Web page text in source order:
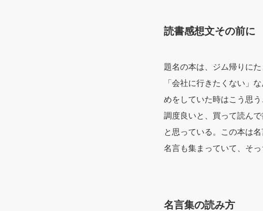
読書感想文その前に
題名の本は、ジム帰りに
「会社に行きたくない」
めをしていた時はこう思
調度良いと、買って読ん
と思っている。この本は
名言も集まっていて、そ
名言集の読み方